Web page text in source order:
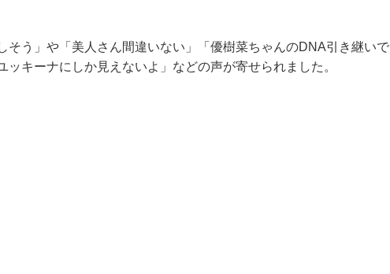
そう」や「美人さん間違いない」「優樹菜ちゃんのDNA引き継いで
ッキーナにしか見えないよ」などの声が寄せられました。